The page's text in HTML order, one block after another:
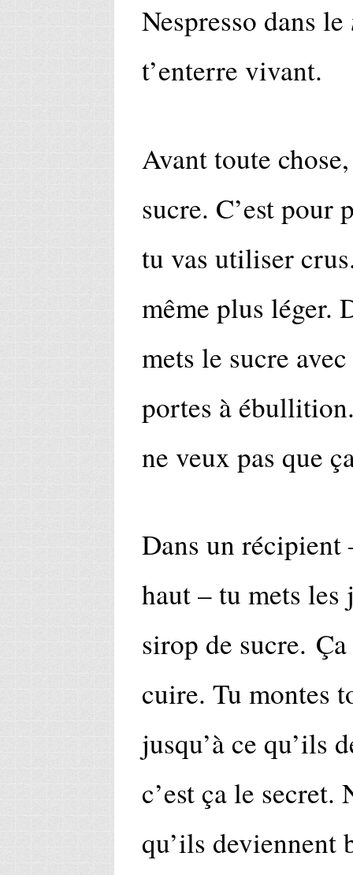
Nespresso dans le
t’enterre vivant.
Avant toute
sucre. C’est pour
tu vas utiliser
même plus léger.
mets le sucre
portes à
ne veux pas que
Dans un récipient
haut – tu mets
sirop de sucre.
cuire. Tu montes
jusqu’à ce qu’ils
c’est ça le secret.
qu’ils deviennent